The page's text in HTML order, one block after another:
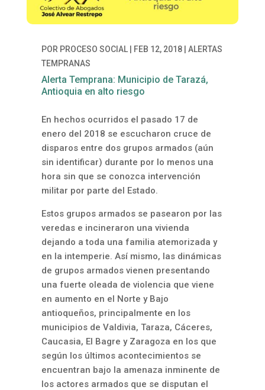
POR PROCESO SOCIAL| FEB 12, 2018| ALERTAS
TEMPRANAS
Alerta Temprana: Municipio de Tarazá,
Antioquia en alto riesgo
En hechos ocurridos el pasado 17 de
enero del 2018 se escucharon cruce de
disparos entre dos grupos armados (aún
sin identificar) durante por lo menos una
hora sin que se conozca intervención
militar por parte del Estado.
Estos grupos armados se pasearon por las
veredas e incineraron una vivienda
dejando a toda una familia atemorizada y
en la intemperie. Así mismo, las dinámicas
de grupos armados vienen presentando
una fuerte oleada de violencia que viene
en aumento en el Norte y Bajo
antioqueños, principalmente en los
municipios de Valdivia, Taraza, Cáceres,
Caucasia, El Bagre y Zaragoza en los que
según los últimos acontecimientos se
encuentran bajo la amenaza inminente de
los actores armados que se disputan el